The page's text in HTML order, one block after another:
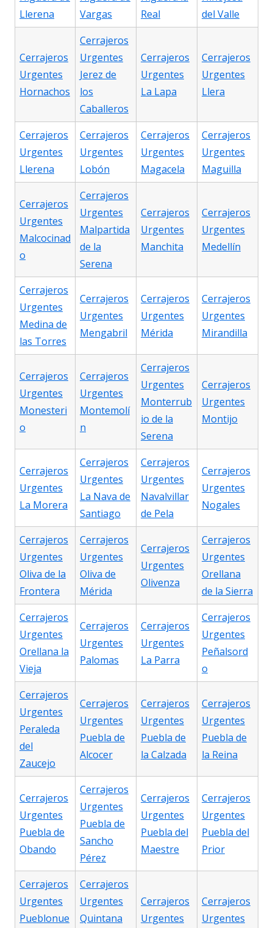
Llerena
Vargas
Real
del Valle
Cerrajeros
Urgentes
Hornachos
Cerrajeros
Urgentes
Jerez de
los
Caballeros
Cerrajeros
Urgentes
La Lapa
Cerrajeros
Urgentes
Llera
Cerrajeros
Urgentes
Llerena
Cerrajeros
Urgentes
Lobón
Cerrajeros
Urgentes
Magacela
Cerrajeros
Urgentes
Maguilla
Cerrajeros
Urgentes
Malcocinad
o
Cerrajeros
Urgentes
Malpartida
de la
Serena
Cerrajeros
Urgentes
Manchita
Cerrajeros
Urgentes
Medellín
Cerrajeros
Urgentes
Medina de
las Torres
Cerrajeros
Urgentes
Mengabril
Cerrajeros
Urgentes
Mérida
Cerrajeros
Urgentes
Mirandilla
Cerrajeros
Urgentes
Monesteri
o
Cerrajeros
Urgentes
Montemolí
n
Cerrajeros
Urgentes
Monterrub
io de la
Serena
Cerrajeros
Urgentes
Montijo
Cerrajeros
Urgentes
La Morera
Cerrajeros
Urgentes
La Nava de
Santiago
Cerrajeros
Urgentes
Navalvillar
de Pela
Cerrajeros
Urgentes
Nogales
Cerrajeros
Urgentes
Oliva de la
Frontera
Cerrajeros
Urgentes
Oliva de
Mérida
Cerrajeros
Urgentes
Olivenza
Cerrajeros
Urgentes
Orellana
de la Sierra
Cerrajeros
Urgentes
Orellana la
Vieja
Cerrajeros
Urgentes
Palomas
Cerrajeros
Urgentes
La Parra
Cerrajeros
Urgentes
Peñalsord
o
Cerrajeros
Urgentes
Peraleda
del
Zaucejo
Cerrajeros
Urgentes
Puebla de
Alcocer
Cerrajeros
Urgentes
Puebla de
la Calzada
Cerrajeros
Urgentes
Puebla de
la Reina
Cerrajeros
Urgentes
Puebla de
Obando
Cerrajeros
Urgentes
Puebla de
Sancho
Pérez
Cerrajeros
Urgentes
Puebla del
Maestre
Cerrajeros
Urgentes
Puebla del
Prior
Cerrajeros
Urgentes
Pueblonue
Cerrajeros
Urgentes
Quintana
Cerrajeros
Urgentes
Cerrajeros
Urgentes